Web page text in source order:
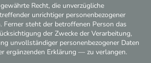
Recht, die unverzügliche
unrichtiger personenbezogener
Ferner steht der betroffenen Person das
der Zwecke der Verarbeitung,
unvollständiger personenbezogener Daten
ergänzenden Erklärung — zu verlangen.